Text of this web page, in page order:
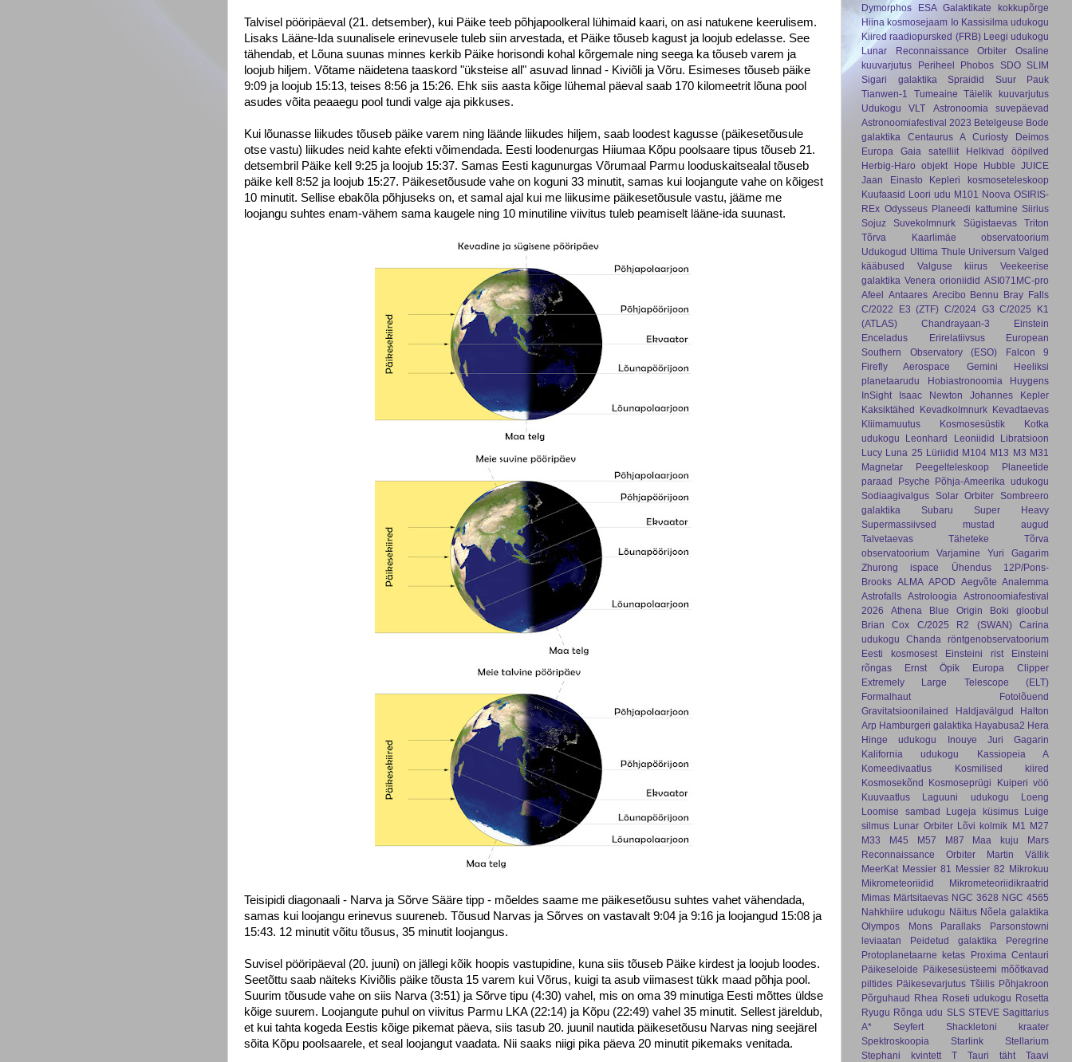
Talvisel pööripäeval (21. detsember), kui Päike teeb põhjapoolkeral lühimaid kaari, on asi natukene keerulisem.
Lisaks Lääne-Ida suunalisele erinevusele tuleb siin arvestada, et Päike tõuseb kagust ja loojub edelasse. See
tähendab, et Lõuna suunas minnes kerkib Päike horisondi kohal kõrgemale ning seega ka tõuseb varem ja
loojub hiljem. Võtame näidetena taaskord "üksteise all" asuvad linnad - Kiviõli ja Võru. Esimeses tõuseb päike
9:09 ja loojub 15:13, teises 8:56 ja 15:26. Ehk siis aasta kõige lühemal päeval saab 170 kilomeetrit lõuna pool
asudes võita peaaegu pool tundi valge aja pikkuses.
Kui lõunasse liikudes tõuseb päike varem ning läände liikudes hiljem, saab loodest kagusse (päikesetõusule
otse vastu) liikudes neid kahte efekti võimendada. Eesti loodenurgas Hiiumaa Kõpu poolsaare tipus tõuseb 21.
detsembril Päike kell 9:25 ja loojub 15:37. Samas Eesti kagunurgas Võrumaal Parmu looduskaitsealal tõuseb
päike kell 8:52 ja loojub 15:27. Päikesetõusude vahe on koguni 33 minutit, samas kui loojangute vahe on kõigest
10 minutit. Sellise ebakõla põhjuseks on, et samal ajal kui me liikusime päikesetõusule vastu, jääme me
loojangu suhtes enam-vähem sama kaugele ning 10 minutiline viivitus tuleb peamiselt lääne-ida suunast.
Teisipidi diagonaali - Narva ja Sõrve Sääre tipp - mõeldes saame me päikesetõusu suhtes vahet vähendada,
samas kui loojangu erinevus suureneb. Tõusud Narvas ja Sõrves on vastavalt 9:04 ja 9:16 ja loojangud 15:08 ja
15:43. 12 minutit võitu tõusus, 35 minutit loojangus.
Suvisel pööripäeval (20. juuni) on jällegi kõik hoopis vastupidine, kuna siis tõuseb Päike kirdest ja loojub loodes.
Seetõttu saab näiteks Kiviõlis päike tõusta 15 varem kui Võrus, kuigi ta asub viimasest tükk maad põhja pool.
Suurim tõusude vahe on siis Narva (3:51) ja Sõrve tipu (4:30) vahel, mis on oma 39 minutiga Eesti mõttes üldse
kõige suurem. Loojangute puhul on viivitus Parmu LKA (22:14) ja Kõpu (22:49) vahel 35 minutit. Sellest järeldub,
et kui tahta kogeda Eestis kõige pikemat päeva, siis tasub 20. juunil nautida päikesetõusu Narvas ning seejärel
sõita Kõpu poolsaarele, et seal loojangut vaadata. Nii saaks niigi pika päeva 20 minutit pikemaks venitada.
Dymorphos
ESA Galaktikate kokkupõrge
Hiina kosmosejaam Io Kassisilma udukogu
Kiired raadiopursked (FRB) Leegi udukogu
Lunar Reconnaissance Orbiter
Osaline
kuuvarjutus
Periheel Phobos SDO SLIM
Sigari galaktika
Spraidid
Suur Pauk
Tianwen-1
Tumeaine Täielik kuuvarjutus
Udukogu
VLT
Astronoomia suvepäevad
Astronoomiafestival 2023 Betelgeuse Bode
galaktika
Centaurus A Curiosty
Deimos
Europa
Gaia satelliit
Helkivad ööpilved
Herbig-Haro objekt
Hope Hubble JUICE
Jaan Einasto
Kepleri kosmoseteleskoop
Kuufaasid Loori udu M101 Noova OSIRIS-
REx Odysseus Planeedi kattumine Siirius
Sojuz
Suvekolmnurk Sügistaevas
Triton
Tõrva Kaarlimäe observatoorium
Udukogud Ultima Thule Universum Valged
kääbused
Valguse kiirus
Veekeerise
galaktika Venera orioniidid ASI071MC-pro
Afeel Antaares Arecibo Bennu Bray Falls
C/2022 E3 (ZTF) C/2024 G3 C/2025 K1
(ATLAS)
Chandrayaan-3
Einstein
Enceladus
Erirelatiivsus
European
Southern Observatory (ESO)
Falcon 9
Firefly Aerospace
Gemini
Heeliksi
planetaarudu
Hobiastronoomia
Huygens
InSight
Isaac Newton
Johannes Kepler
Kaksiktähed Kevadkolmnurk Kevadtaevas
Kliimamuutus
Kosmosesüstik
Kotka
udukogu
Leonhard Leoniidid
Libratsioon
Lucy Luna 25 Lüriidid M104 M13 M3 M31
Magnetar
Peegelteleskoop
Planeetide
paraad
Psyche Põhja-Ameerika udukogu
Sodiaagivalgus Solar Orbiter Sombreero
galaktika
Subaru
Super Heavy
Supermassiivsed mustad augud
Talvetaevas
Täheteke
Tõrva
observatoorium
Varjamine
Yuri Gagarim
Zhurong
ispace Ühendus
12P/Pons-
Brooks ALMA APOD Aegvõte Analemma
Astrofalls Astroloogia
Astronoomiafestival
2026
Athena Blue Origin
Boki gloobul
Brian Cox
C/2025 R2 (SWAN)
Carina
udukogu
Chanda röntgenobservatoorium
Eesti kosmosest
Einsteini rist
Einsteini
rõngas
Ernst Öpik
Europa Clipper
Extremely Large Telescope (ELT)
Formalhaut
Fotolõuend
Gravitatsioonilained
Haldjavälgud
Halton
Arp Hamburgeri galaktika Hayabusa2 Hera
Hinge udukogu
Inouye
Juri Gagarin
Kalifornia udukogu
Kassiopeia A
Komeedivaatlus
Kosmilised kiired
Kosmosekõnd Kosmoseprügi
Kuiperi vöö
Kuuvaatlus
Laguuni udukogu
Loeng
Loomise sambad
Lugeja küsimus
Luige
silmus Lunar Orbiter Lõvi kolmik M1
M27
M33
M45 M57 M87 Maa kuju
Mars
Reconnaissance Orbiter
Martin Vällik
MeerKat Messier 81 Messier 82 Mikrokuu
Mikrometeoriidid
Mikrometeoriidikraatrid
Mimas Märtsitaevas NGC 3628 NGC 4565
Nahkhiire udukogu Näitus Nõela galaktika
Olympos Mons
Parallaks
Parsonstowni
leviaatan
Peidetud galaktika
Peregrine
Protoplanetaarne ketas Proxima Centauri
Päikeseloide Päikesesüsteemi mõõtkavad
piltides Päikesevarjutus Tšiilis Põhjakroon
Põrguhaud Rhea Roseti udukogu Rosetta
Ryugu Rõnga udu SLS STEVE Sagittarius
A*
Seyfert
Shackletoni kraater
Spektroskoopia
Starlink
Stellarium
Stephani kvintett
T Tauri täht
Taavi